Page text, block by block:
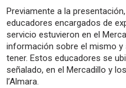
Previamente a la
educadores encargados de
servicio estuvieron en el
información sobre el mismo y
tener. Estos educadores se
señalado, en el Mercadillo y
l’Almara.